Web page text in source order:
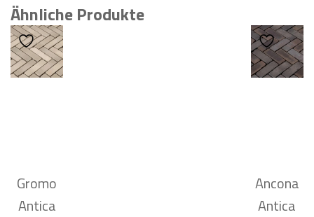
Ähnliche Produkte
Gromo
Antica
Ancona
Antica